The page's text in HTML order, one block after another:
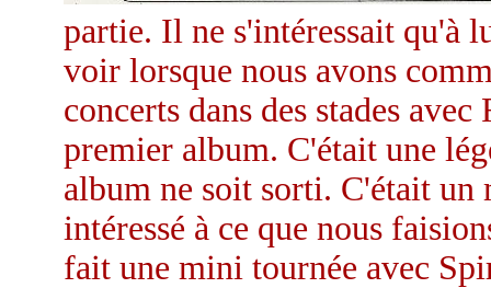
partie. Il ne s'intéressait qu'à
voir lorsque nous avons
concerts dans des stades
premier album. C'était une
album ne soit sorti. C'était un
intéressé à ce que nous
fait une mini tournée avec